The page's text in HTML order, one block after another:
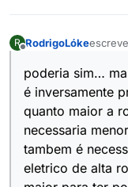
R RodrigoLóke
última
poderia sim…
é inversamente
quanto maior a
necessaria
tambem é
eletrico de alta